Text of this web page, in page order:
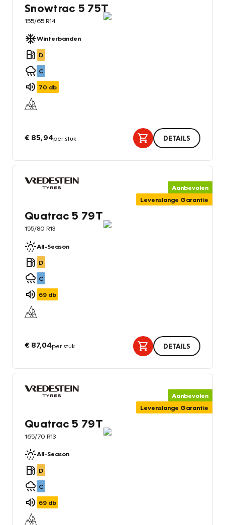
Snowtrac 5 75T
155/65 R14
Winterbanden
D
C
70 db
€ 85,94per stuk DETAILS
Aanbevolen
Levenslange Garantie
Quatrac 5 79T
155/80 R13
All-Season
D
C
69 db
€ 87,04per stuk DETAILS
Aanbevolen
Levenslange Garantie
Quatrac 5 79T
165/70 R13
All-Season
D
C
69 db